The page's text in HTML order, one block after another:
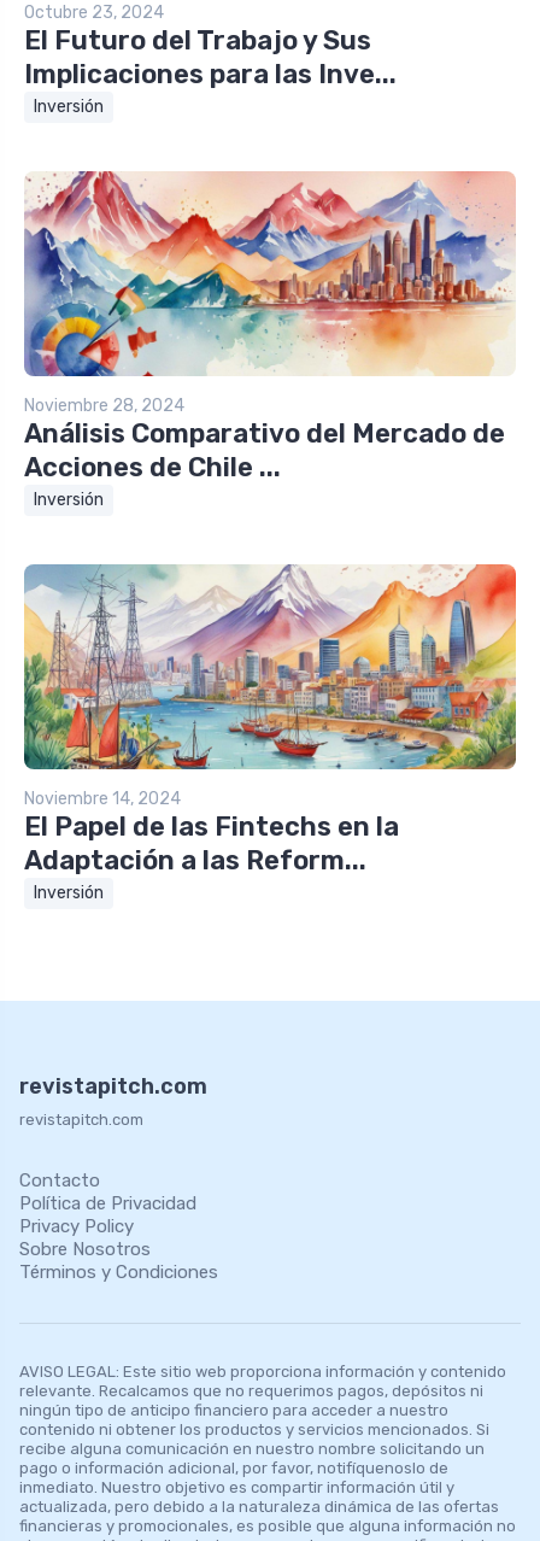
Octubre 23, 2024
El Futuro del Trabajo y Sus
Implicaciones para las Inve...
Inversión
Noviembre 28, 2024
Análisis Comparativo del Mercado de
Acciones de Chile ...
Inversión
Noviembre 14, 2024
El Papel de las Fintechs en la
Adaptación a las Reform...
Inversión
revistapitch.com
revistapitch.com
Contacto
Política de Privacidad
Privacy Policy
Sobre Nosotros
Términos y Condiciones
AVISO LEGAL: Este sitio web proporciona información y contenido
relevante. Recalcamos que no requerimos pagos, depósitos ni
ningún tipo de anticipo financiero para acceder a nuestro
contenido ni obtener los productos y servicios mencionados. Si
recibe alguna comunicación en nuestro nombre solicitando un
pago o información adicional, por favor, notifíquenoslo de
inmediato. Nuestro objetivo es compartir información útil y
actualizada, pero debido a la naturaleza dinámica de las ofertas
financieras y promocionales, es posible que alguna información no